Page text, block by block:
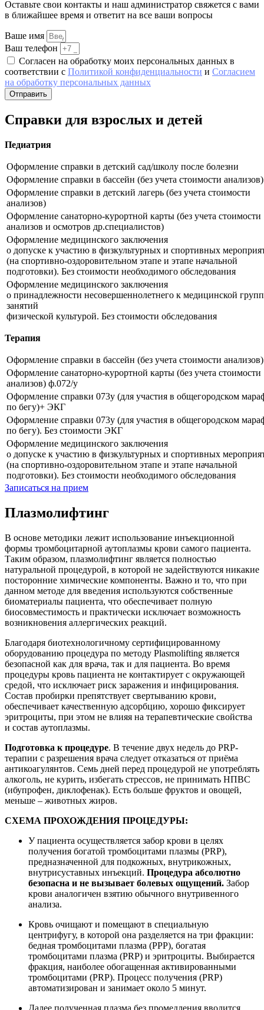
Оставьте свои контакты и наш администратор свяжется с вами
в ближайшее время и ответит на все ваши вопросы
Ваше имя
Ваш телефон
Согласен на обработку моих персональных данных в
соответствии с Политикой конфиденциальности и Согласием
на обработку персональных данных
Отправить
Справки для взрослых и детей
Педиатрия
Оформление справки в детский сад/школу после болезни
Оформление справки в бассейн (без учета стоимости анализов)
Оформление справки в детский лагерь (без учета стоимости
анализов)
Оформление санаторно-курортной карты (без учета стоимости
анализов и осмотров др.специалистов)
Оформление медицинского заключения
о допуске к участию в физкультурных и спортивных
(на спортивно-оздоровительном этапе и этапе начальной
подготовки). Без стоимости необходимого обследования
Оформление медицинского заключения
о принадлежности несовершеннолетнего к медицинской
занятий
физической культурой. Без стоимости обследования
Терапия
Оформление справки в бассейн (без учета стоимости анализов)
Оформление санаторно-курортной карты (без учета стоимости
анализов) ф.072/у
Оформление справки 073у (для участия в общегородском
по бегу)+ ЭКГ
Оформление справки 073у (для участия в общегородском
по бегу). Без стоимости ЭКГ
Оформление медицинского заключения
о допуске к участию в физкультурных и спортивных
(на спортивно-оздоровительном этапе и этапе начальной
подготовки). Без стоимости необходимого обследования
Записаться на прием
Плазмолифтинг
В основе методики лежит использование инъекционной
формы тромбоцитарной аутоплазмы крови самого пациента.
Таким образом, плазмолифтинг является полностью
натуральной процедурой, в которой не задействуются никакие
посторонние химические компоненты. Важно и то, что при
данном методе для введения используются собственные
биоматериалы пациента, что обеспечивает полную
биосовместимость и практически исключает возможность
возникновения аллергических реакций.
Благодаря биотехнологичному сертифицированному
оборудованию процедура по методу Plasmolifting является
безопасной как для врача, так и для пациента. Во время
процедуры кровь пациента не контактирует с окружающей
средой, что исключает риск заражения и инфицирования.
Состав пробирки препятствует свертыванию крови,
обеспечивает качественную адсорбцию, хорошо фиксирует
эритроциты, при этом не влияя на терапевтические свойства
и состав аутоплазмы.
Подготовка к процедуре. В течение двух недель до PRP-
терапии с разрешения врача следует отказаться от приёма
антикоагулянтов. Семь дней перед процедурой не употреблять
алкоголь, не курить, избегать стрессов, не принимать НПВС
(ибупрофен, диклофенак). Есть больше фруктов и овощей,
меньше – животных жиров.
СХЕМА ПРОХОЖДЕНИЯ ПРОЦЕДУРЫ:
У пациента осуществляется забор крови в целях
получения богатой тромбоцитами плазмы (PRP),
предназначенной для подкожных, внутрикожных,
внутрисуставных инъекций. Процедура абсолютно
безопасна и не вызывает болевых ощущений. Забор
крови аналогичен взятию обычного внутривенного
анализа.
Кровь очищают и помещают в специальную
центрифугу, в которой она разделяется на три фракции:
бедная тромбоцитами плазма (PPP), богатая
тромбоцитами плазма (PRP) и эритроциты. Выбирается
фракция, наиболее обогащенная активированными
тромбоцитами (PRP). Процесс получения (PRP)
автоматизирован и занимает около 5 минут.
Далее полученная плазма без промедления вводится